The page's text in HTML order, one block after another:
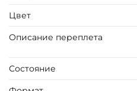
Цвет
Описание переплета
Состояние